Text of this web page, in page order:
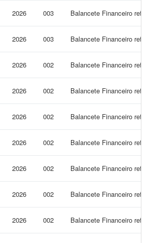
2026 003 Balancete Financeiro
2026 003 Balancete Financeiro
2026 002 Balancete Financeiro
2026 002 Balancete Financeiro
2026 002 Balancete Financeiro
2026 002 Balancete Financeiro
2026 002 Balancete Financeiro
2026 002 Balancete Financeiro
2026 002 Balancete Financeiro